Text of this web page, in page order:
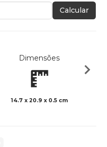
Calcular
Dimensões
14.7 x 20.9 x 0.5 cm